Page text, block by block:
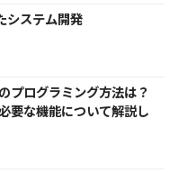
ステム開発
プログラミング方法は？
要な機能について解説し